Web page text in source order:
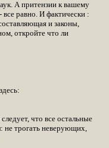
А притензии к вашему
равно. И фактически :
и законы,
откройте что ли
что все остальные
не трогать неверующих,